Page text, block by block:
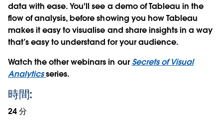
data with ease. You'll see a demo of Tableau in the
flow of analysis, before showing you how Tableau
makes it easy to visualise and share insights in a way
that’s easy to understand for your audience.
Watch the other webinars in our Secrets of Visual
Analyticsseries.
時間:
24 分